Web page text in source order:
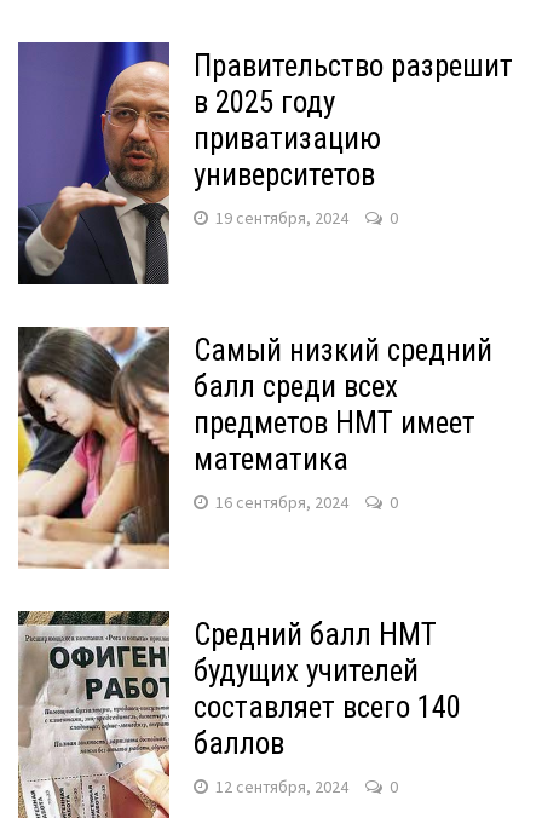
Правительство разрешит
в 2025 году
приватизацию
университетов
19 сентября, 2024 0
Самый низкий средний
балл среди всех
предметов НМТ имеет
математика
16 сентября, 2024 0
Средний балл НМТ
будущих учителей
составляет всего 140
баллов
12 сентября, 2024 0